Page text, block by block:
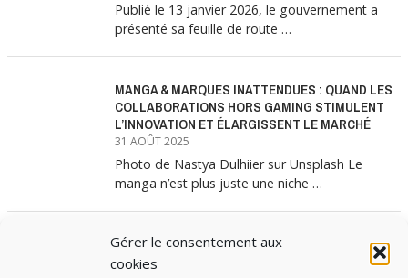
Gérer le consentement aux
cookies
Publié le 13 janvier 2026, le gouvernement a
présenté sa feuille de route …
MANGA & MARQUES INATTENDUES : QUAND LES
COLLABORATIONS HORS GAMING STIMULENT
L’INNOVATION ET ÉLARGISSENT LE MARCHÉ
31 AOÛT 2025
Photo de Nastya Dulhiier sur Unsplash Le
manga n’est plus juste une niche …
MANGA & MARQUES : ANATOMIE D’UNE
ALLIANCE MARKETING GAGNANTE